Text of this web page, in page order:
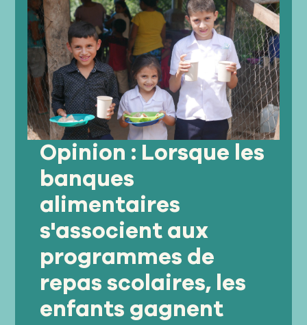
Opinion : Lorsque les
banques
alimentaires
s'associent aux
programmes de
repas scolaires, les
enfants gagnent